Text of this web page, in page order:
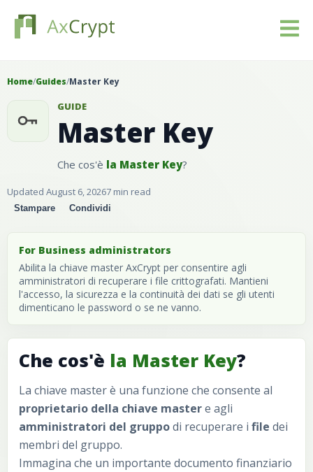
Scarica
Prezziario
Settori
Blog
Registrati
Home/Guides/Master Key
GUIDE
Master Key
Che cos'è la Master Key?
Updated August 6, 20267 min read
Stampare Condividi
For Business administrators
Abilita la chiave master AxCrypt per consentire agli
amministratori di recuperare i file crittografati. Mantieni
l'accesso, la sicurezza e la continuità dei dati se gli utenti
dimenticano le password o se ne vanno.
Che cos'è la Master Key?
La chiave master è una funzione che consente al
proprietario della chiave mastere agli
amministratori del gruppodi recuperare i file dei
membri del gruppo.
Immagina che un importante documento finanziario